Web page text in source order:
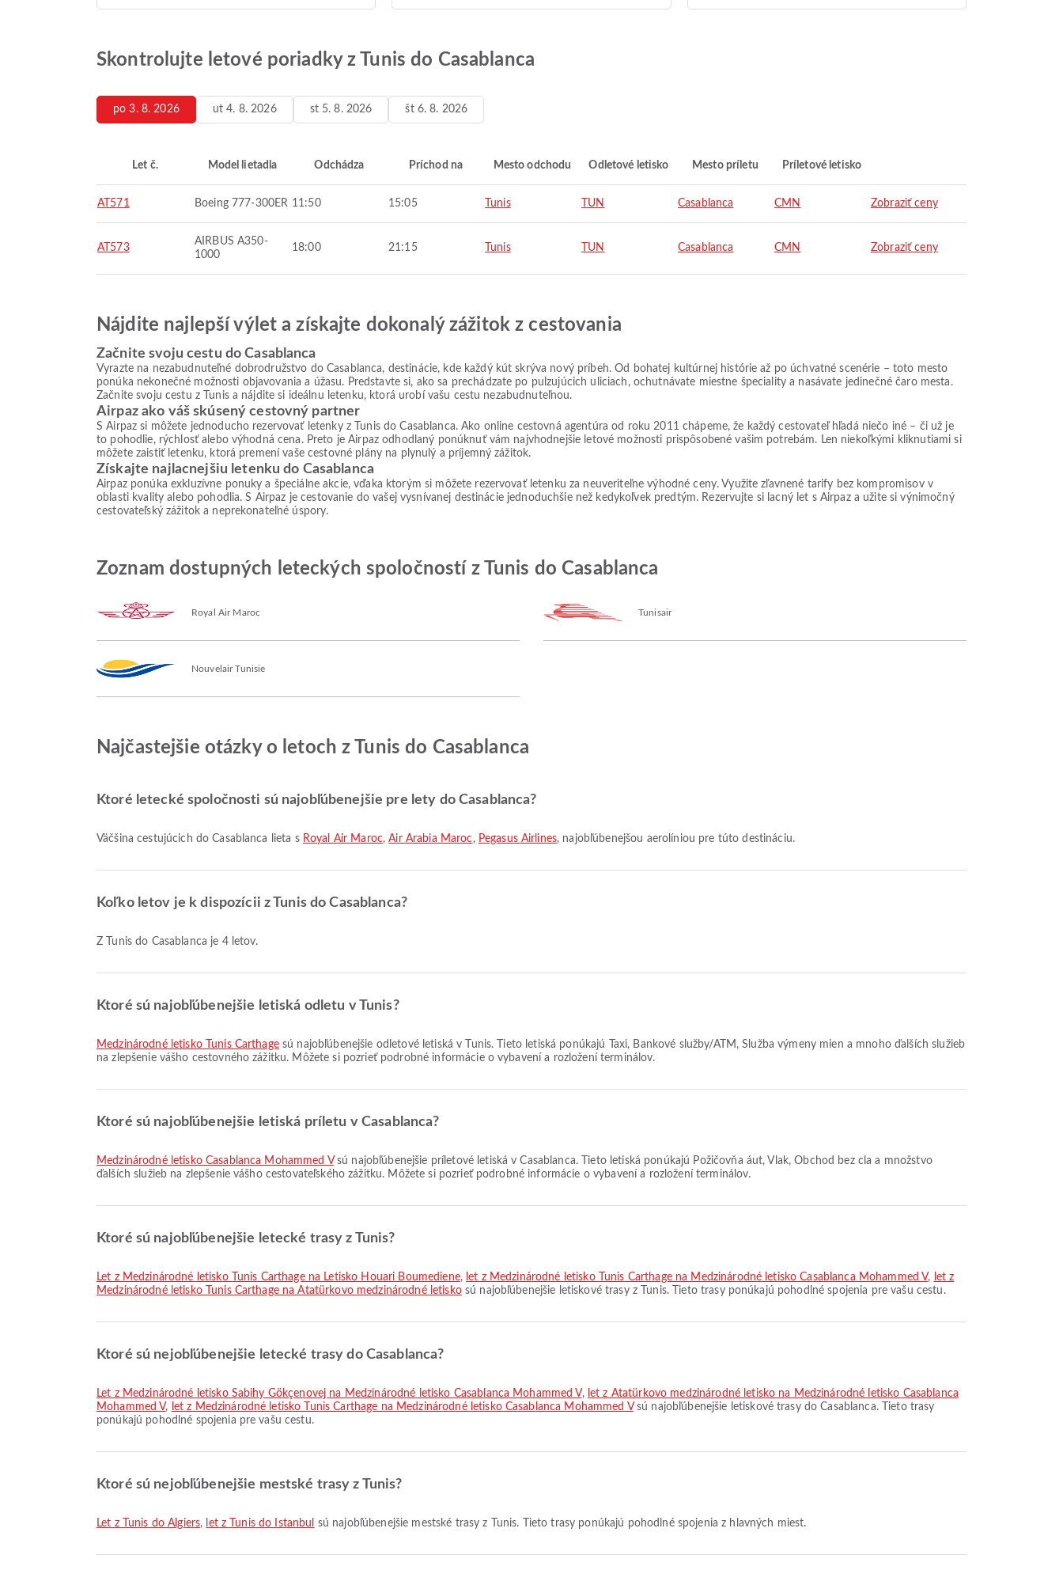
Skontrolujte letové poriadky z Tunis do Casablanca
po 3. 8. 2026 ut 4. 8. 2026 st 5. 8. 2026 št 6. 8. 2026
Let č. Model lietadla Odchádza Príchod na Mesto odchodu Odletové letisko Mesto príletu Príletové letisko
AT571 Boeing 777-300ER 11:50 15:05 Tunis TUN Casablanca CMN Zobraziť ceny
AT573
AIRBUS A350-
1000
18:00 21:15 Tunis TUN Casablanca CMN Zobraziť ceny
Nájdite najlepší výlet a získajte dokonalý zážitok z cestovania
Začnite svoju cestu do Casablanca
Vyrazte na nezabudnuteľné dobrodružstvo do Casablanca, destinácie, kde každý kút skrýva nový príbeh. Od bohatej kultúrnej histórie až po úchvatné scenérie – toto mesto
ponúka nekonečné možnosti objavovania a úžasu. Predstavte si, ako sa prechádzate po pulzujúcich uliciach, ochutnávate miestne špeciality a nasávate jedinečné čaro mesta.
Začnite svoju cestu z Tunis a nájdite si ideálnu letenku, ktorá urobí vašu cestu nezabudnuteľnou.
Airpaz ako váš skúsený cestovný partner
S Airpaz si môžete jednoducho rezervovať letenky z Tunis do Casablanca. Ako online cestovná agentúra od roku 2011 chápeme, že každý cestovateľ hľadá niečo iné – či už je
to pohodlie, rýchlosť alebo výhodná cena. Preto je Airpaz odhodlaný ponúknuť vám najvhodnejšie letové možnosti prispôsobené vašim potrebám. Len niekoľkými kliknutiami si
môžete zaistiť letenku, ktorá premení vaše cestovné plány na plynulý a príjemný zážitok.
Získajte najlacnejšiu letenku do Casablanca
Airpaz ponúka exkluzívne ponuky a špeciálne akcie, vďaka ktorým si môžete rezervovať letenku za neuveriteľne výhodné ceny. Využite zľavnené tarify bez kompromisov v
oblasti kvality alebo pohodlia. S Airpaz je cestovanie do vašej vysnívanej destinácie jednoduchšie než kedykoľvek predtým. Rezervujte si lacný let s Airpaz a užite si výnimočný
cestovateľský zážitok a neprekonateľné úspory.
Zoznam dostupných leteckých spoločností z Tunis do Casablanca
Royal Air Maroc Tunisair
Nouvelair Tunisie
Najčastejšie otázky o letoch z Tunis do Casablanca
Ktoré letecké spoločnosti sú najobľúbenejšie pre lety do Casablanca?
Väčšina cestujúcich do Casablanca lieta s Royal Air Maroc,Air Arabia Maroc, Pegasus Airlines, najobľúbenejšou aerolíniou pre túto destináciu.
Koľko letov je k dispozícii z Tunis do Casablanca?
Z Tunis do Casablanca je 4 letov.
Ktoré sú najobľúbenejšie letiská odletu v Tunis?
Medzinárodné letisko Tunis Carthagesú najobľúbenejšie odletové letiská v Tunis. Tieto letiská ponúkajú Taxi, Bankové služby/ATM, Služba výmeny mien a mnoho ďalších služieb
na zlepšenie vášho cestovného zážitku. Môžete si pozrieť podrobné informácie o vybavení a rozložení terminálov.
Ktoré sú najobľúbenejšie letiská príletu v Casablanca?
Medzinárodné letisko Casablanca Mohammed Vsú najobľúbenejšie príletové letiská v Casablanca. Tieto letiská ponúkajú Požičovňa áut, Vlak, Obchod bez cla a množstvo
ďalších služieb na zlepšenie vášho cestovateľského zážitku. Môžete si pozrieť podrobné informácie o vybavení a rozložení terminálov.
Ktoré sú najobľúbenejšie letecké trasy z Tunis?
let z Medzinárodné letisko Tunis Carthage na Letisko Houari Boumediene, let z Medzinárodné letisko Tunis Carthage na Medzinárodné letisko Casablanca Mohammed V, let z
Medzinárodné letisko Tunis Carthage na Atatürkovo medzinárodné letiskosú najobľúbenejšie letiskové trasy z Tunis. Tieto trasy ponúkajú pohodlné spojenia pre vašu cestu.
Ktoré sú nejobľúbenejšie letecké trasy do Casablanca?
let z Medzinárodné letisko Sabihy Gökçenovej na Medzinárodné letisko Casablanca Mohammed V, let z Atatürkovo medzinárodné letisko na Medzinárodné letisko Casablanca
Mohammed V, let z Medzinárodné letisko Tunis Carthage na Medzinárodné letisko Casablanca Mohammed Vsú najobľúbenejšie letiskové trasy do Casablanca. Tieto trasy
ponúkajú pohodlné spojenia pre vašu cestu.
Ktoré sú nejobľúbenejšie mestské trasy z Tunis?
let z Tunis do Algiers, let z Tunis do Istanbul sú najobľúbenejšie mestské trasy z Tunis. Tieto trasy ponúkajú pohodlné spojenia z hlavných miest.